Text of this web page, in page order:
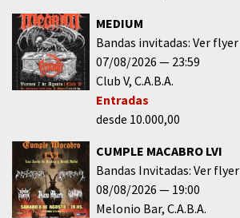
MEDIUM
Bandas invitadas: Ver flyer
07/08/2026
23:59
Club V C.A.B.A.
Entradas
desde 10.000,00
CUMPLE MACABRO LVI
Bandas Invitadas: Ver flyer
08/08/2026
19:00
Melonio Bar C.A.B.A.